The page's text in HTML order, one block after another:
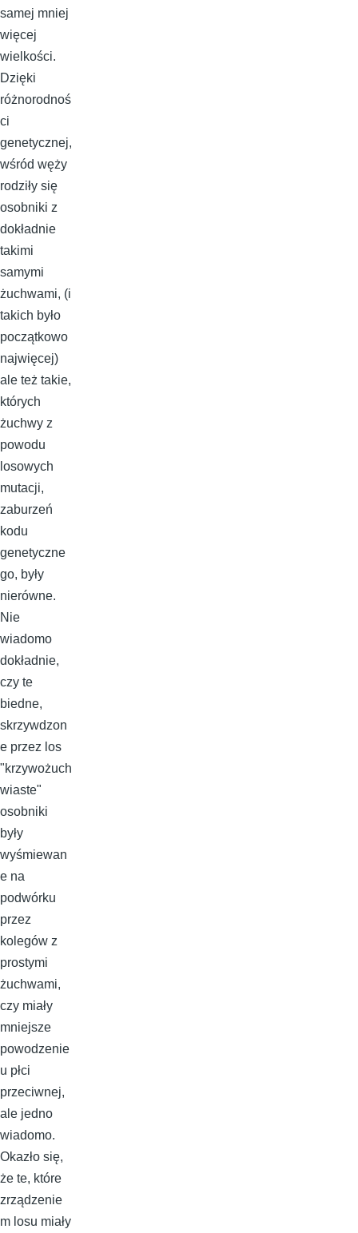
samej mniej
więcej
wielkości.
Dzięki
różnorodnoś
ci
genetycznej,
wśród węży
rodziły się
osobniki z
dokładnie
takimi
samymi
żuchwami, (i
takich było
początkowo
najwięcej)
ale też takie,
których
żuchwy z
powodu
losowych
mutacji,
zaburzeń
kodu
genetyczne
go, były
nierówne.
Nie
wiadomo
dokładnie,
czy te
biedne,
skrzywdzon
e przez los
"krzywożuch
wiaste"
osobniki
były
wyśmiewan
e na
podwórku
przez
kolegów z
prostymi
żuchwami,
czy miały
mniejsze
powodzenie
u płci
przeciwnej,
ale jedno
wiadomo.
Okazło się,
że te, które
zrządzenie
m losu miały